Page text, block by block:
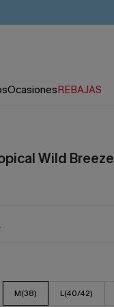
OcasionesREBAJAS
Wild Breeze
M(38) L(40/42)